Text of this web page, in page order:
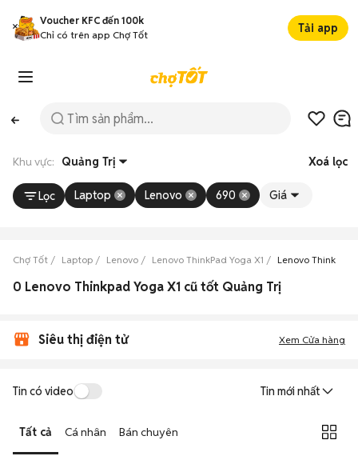
Voucher KFC đến 100k
Chỉ có trên app Chợ Tốt
Tải app
Khu vực: Quảng Trị Xoá lọc
Lọc Laptop Lenovo 690 Giá
Chợ Tốt Laptop Lenovo Lenovo ThinkPad Yoga X1 Lenovo ThinkPad
0 Lenovo Thinkpad Yoga X1 cũ tốt Quảng Trị
Siêu thị điện tử Xem Cửa hàng
Tin có video Tin mới nhất
Tất cả Cá nhân Bán chuyên